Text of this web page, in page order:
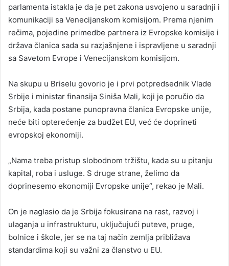
parlamenta istakla je da je pet zakona usvojeno u saradnji i
komunikaciji sa Venecijanskom komisijom. Prema njenim
rečima, pojedine primedbe partnera iz Evropske komisije i
država članica sada su razjašnjene i ispravljene u saradnji
sa Savetom Evrope i Venecijanskom komisijom.
Na skupu u Briselu govorio je i prvi potpredsednik Vlade
Srbije i ministar finansija Siniša Mali, koji je poručio da
Srbija, kada postane punopravna članica Evropske unije,
neće biti opterećenje za budžet EU, već će doprineti
evropskoj ekonomiji.
„Nama treba pristup slobodnom tržištu, kada su u pitanju
kapital, roba i usluge. S druge strane, želimo da
doprinesemo ekonomiji Evropske unije“, rekao je Mali.
On je naglasio da je Srbija fokusirana na rast, razvoj i
ulaganja u infrastrukturu, uključujući puteve, pruge,
bolnice i škole, jer se na taj način zemlja približava
standardima koji su važni za članstvo u EU.